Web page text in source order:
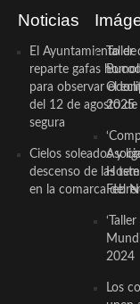
Noticias
El Ayuntamiento de
reparte gafas
para observar el
del 12 de agosto
segura
Cielos soleados y
descenso de las
en la comarca del
Taller
2025
2024
Los